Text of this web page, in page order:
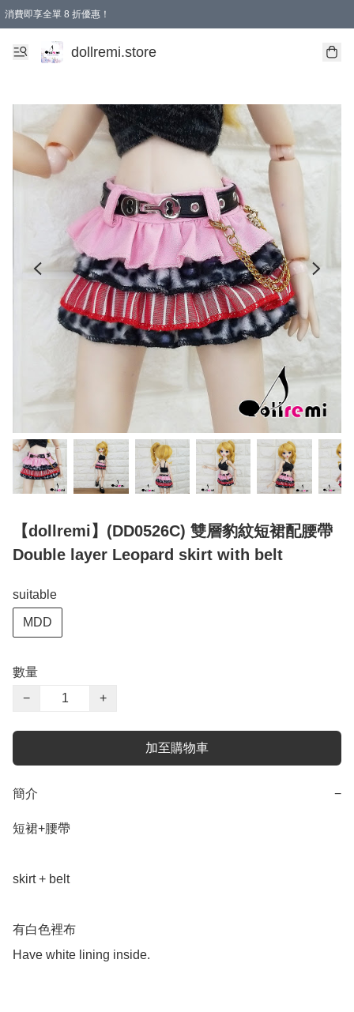
消費即享全單 8 折優惠！
購物滿 HKD 1500.00即享免運費優惠！（適用於 本地送貨、本地取貨、國際送貨 )
dollremi.store
【dollremi】(DD0526C) 雙層豹紋短裙配腰帶
Double layer Leopard skirt with belt
suitable
MDD
數量
−
+
加至購物車
簡介 −
短裙+腰帶
skirt + belt
有白色裡布
Have white lining inside.